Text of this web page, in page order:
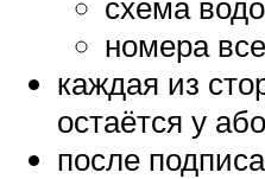
номера
каждая из
остаётся у
после